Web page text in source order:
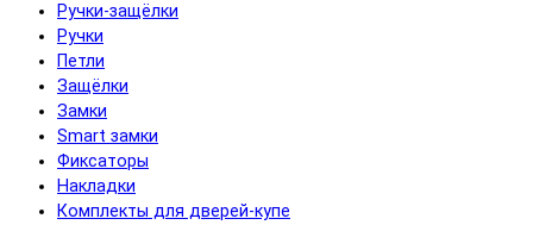
Ручки-защёлки
Ручки
Петли
Защёлки
Замки
Smart замки
Фиксаторы
Накладки
Комплекты для дверей-купе